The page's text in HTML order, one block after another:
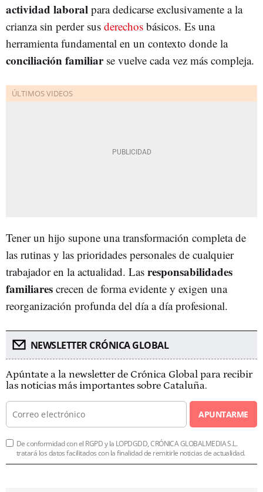
actividad laboral para dedicarse exclusivamente a la
crianza sin perder sus derechos básicos. Es una
herramienta fundamental en un contexto donde la
conciliación familiarse vuelve cada vez más compleja.
Tener un hijo supone una transformación completa de
las rutinas y las prioridades personales de cualquier
trabajador en la actualidad. Las responsabilidades
familiares crecen de forma evidente y exigen una
reorganización profunda del día a día profesional.
NEWSLETTER CRÓNICA GLOBAL
Apúntate a la newsletter de Crónica Global para recibir
las noticias más importantes sobre Cataluña.
APUNTARME
De conformidad con el RGPD y la LOPDGDD, CRÓNICA GLOBALMEDIA S.L.
tratará los datos facilitados con la finalidad de remitirle noticias de actualidad.